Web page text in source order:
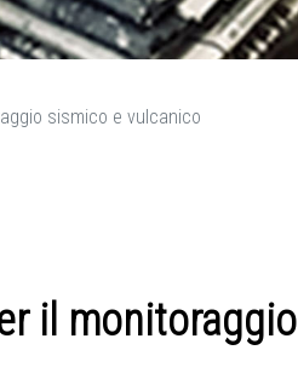
sismico e vulcanico
il monitoraggio